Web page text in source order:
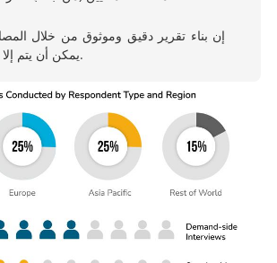
إن بناء تقرير دقيق وموثوق من خلال
يمكن أن يتم إلا في إطار زمني أطول.